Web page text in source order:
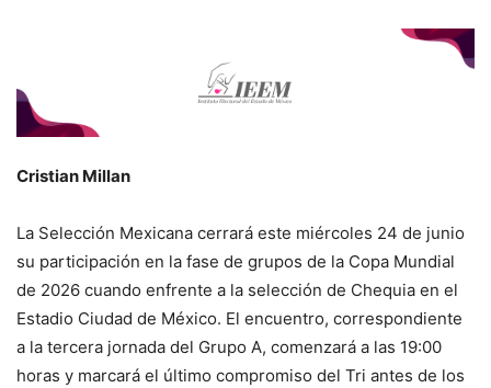
Cristian Millan
La Selección Mexicana cerrará este miércoles 24 de junio
su participación en la fase de grupos de la Copa Mundial
de 2026 cuando enfrente a la selección de Chequia en el
Estadio Ciudad de México. El encuentro, correspondiente
a la tercera jornada del Grupo A, comenzará a las 19:00
horas y marcará el último compromiso del Tri antes de los